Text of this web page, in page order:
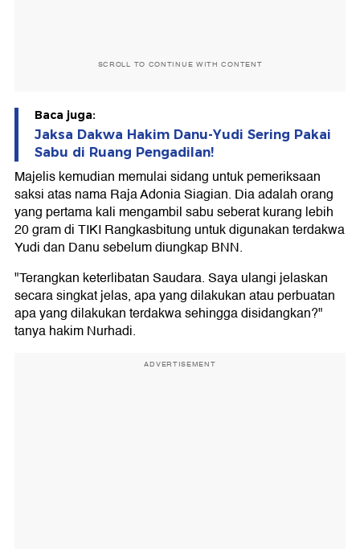
SCROLL TO CONTINUE WITH CONTENT
Baca juga:
Jaksa Dakwa Hakim Danu-Yudi Sering Pakai
Sabu di Ruang Pengadilan!
Majelis kemudian memulai sidang untuk pemeriksaan
saksi atas nama Raja Adonia Siagian. Dia adalah orang
yang pertama kali mengambil sabu seberat kurang lebih
20 gram di TIKI Rangkasbitung untuk digunakan terdakwa
Yudi dan Danu sebelum diungkap BNN.
"Terangkan keterlibatan Saudara. Saya ulangi jelaskan
secara singkat jelas, apa yang dilakukan atau perbuatan
apa yang dilakukan terdakwa sehingga disidangkan?"
tanya hakim Nurhadi.
ADVERTISEMENT